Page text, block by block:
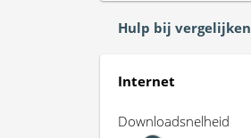
Hulp bij vergelijken
Internet
Downloadsnelheid